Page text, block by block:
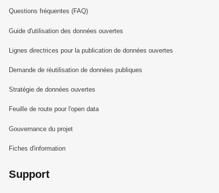
Questions fréquentes (FAQ)
Guide d'utilisation des données ouvertes
Lignes directrices pour la publication de données ouvertes
Demande de réutilisation de données publiques
Stratégie de données ouvertes
Feuille de route pour l'open data
Gouvernance du projet
Fiches d'information
Support